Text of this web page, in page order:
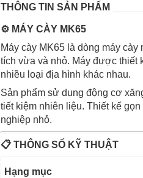
THÔNG TIN SẢN PHẨM
⚙ ️ MÁY CÀY MK65
Máy cày MK65 là dòng máy
tích vừa và nhỏ. Máy được thiết
nhiều loại địa hình khác nhau.
Sản phẩm sử dụng động cơ
tiết kiệm nhiên liệu. Thiết kế
nghiệp nhỏ.
📋 THÔNG SỐ KỸ THUẬT
Hạng mục